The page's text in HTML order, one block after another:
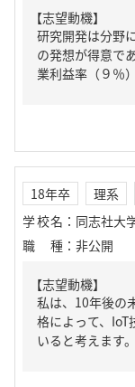
【志望動機】
研究開発は分野
の発想が得意で
業利益率（９％
18年卒 理系
学校名 ： 同志社大
職種 ： 非公開
【志望動機】
私は、10年後の
格によって、IoT
いると考えます